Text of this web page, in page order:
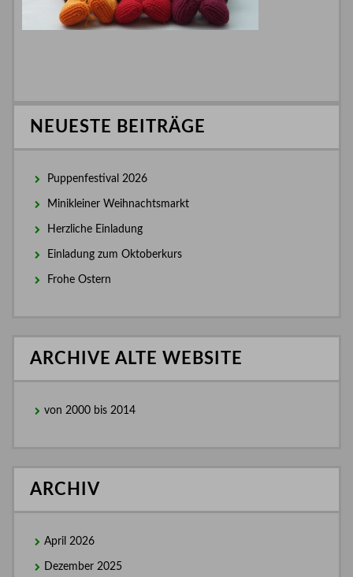
NEUESTE BEITRÄGE
Puppenfestival 2026
Minikleiner Weihnachtsmarkt
Herzliche Einladung
Einladung zum Oktoberkurs
Frohe Ostern
ARCHIVE ALTE WEBSITE
von 2000 bis 2014
ARCHIV
April 2026
Dezember 2025